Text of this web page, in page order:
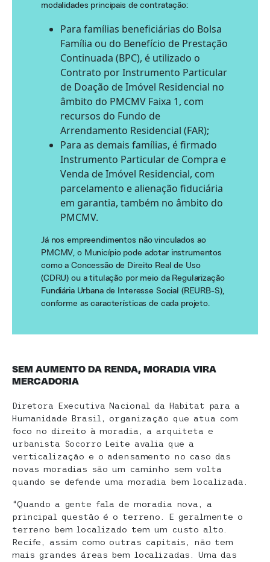
modalidades principais de contratação:
Para famílias beneficiárias do Bolsa
Família ou do Benefício de Prestação
Continuada (BPC), é utilizado o
Contrato por Instrumento Particular
de Doação de Imóvel Residencial no
âmbito do PMCMV Faixa 1, com
recursos do Fundo de
Arrendamento Residencial (FAR);
Para as demais famílias, é firmado
Instrumento Particular de Compra e
Venda de Imóvel Residencial, com
parcelamento e alienação fiduciária
em garantia, também no âmbito do
PMCMV.
Já nos empreendimentos não vinculados ao
PMCMV, o Município pode adotar instrumentos
como a Concessão de Direito Real de Uso
(CDRU) ou a titulação por meio da Regularização
Fundiária Urbana de Interesse Social (REURB-S),
conforme as características de cada projeto.
SEM AUMENTO DA RENDA, MORADIA VIRA
MERCADORIA
Diretora Executiva Nacional da Habitat para a
Humanidade Brasil, organização que atua com
foco no direito à moradia, a arquiteta e
urbanista Socorro Leite avalia que a
verticalização e o adensamento no caso das
novas moradias são um caminho sem volta
quando se defende uma moradia bem localizada.
“Quando a gente fala de moradia nova, a
principal questão é o terreno. E geralmente o
terreno bem localizado tem um custo alto.
Recife, assim como outras capitais, não tem
mais grandes áreas bem localizadas. Uma das